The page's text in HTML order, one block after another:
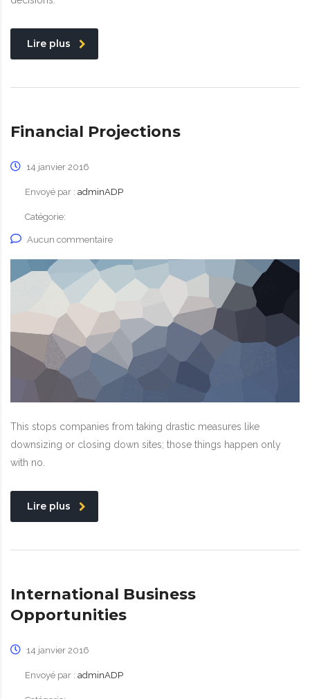
Lire plus
Financial Projections
14 janvier 2016
Envoyé par : adminADP
Catégorie:
Aucun commentaire
This stops companies from taking drastic measures like
downsizing or closing down sites; those things happen only
with no.
Lire plus
International Business
Opportunities
14 janvier 2016
Envoyé par : adminADP